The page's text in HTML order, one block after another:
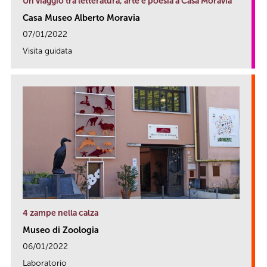
Casa Museo Alberto Moravia
07/01/2022
Visita guidata
4 zampe nella calza
Museo di Zoologia
06/01/2022
Laboratorio